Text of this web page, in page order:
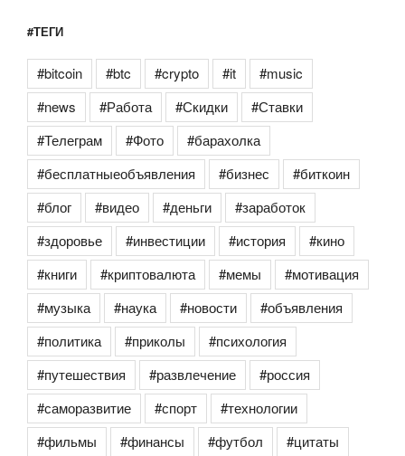
#ТЕГИ
#bitcoin #btc #crypto #it
#music
#news
#Работа #Скидки
#Ставки
#Телеграм
#Фото
#барахолка
#бесплатныеобъявления
#бизнес
#биткоин
#блог
#видео #деньги
#заработок
#здоровье
#инвестиции #история
#кино
#книги
#криптовалюта #мемы
#мотивация
#музыка
#наука #новости
#объявления
#политика
#приколы
#психология
#путешествия
#развлечение
#россия
#саморазвитие
#спорт
#технологии
#фильмы
#финансы #футбол
#цитаты